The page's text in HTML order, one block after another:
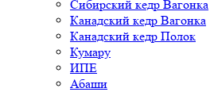
Сибирский кедр Вагонка
Канадский кедр Вагонка
Канадский кедр Полок
Кумару
ИПЕ
Абаши